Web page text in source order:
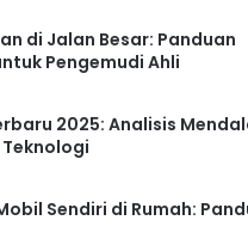
Gaya Hidup
Mahal dengan